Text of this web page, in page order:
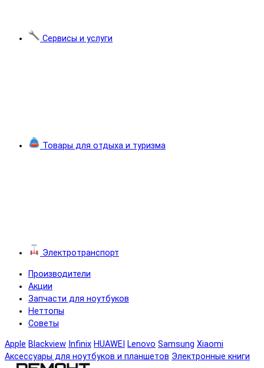
Сервисы и услуги
Товары для отдыха и туризма
Электротранспорт
Производители
Акции
Запчасти для ноутбуков
Неттопы
Советы
Apple Blackview Infinix HUAWEI Lenovo Samsung Xiaomi
Аксессуары для ноутбуков и планшетов Электронные книги